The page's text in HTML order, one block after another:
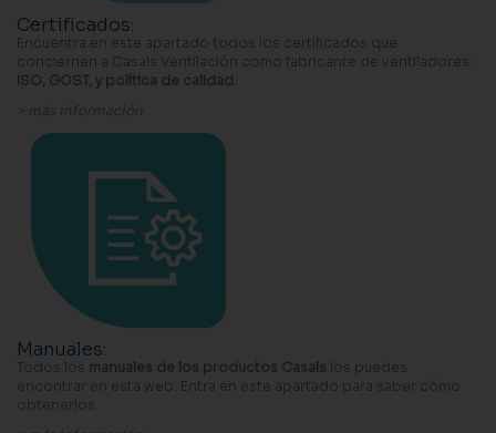
Certificados:
Encuentra en este apartado todos los certificados que
conciernen a Casals Ventilación como fabricante de ventiladores:
ISO, GOST, y política de calidad.
> más información
Manuales:
Todos los manuales de los productos Casals los puedes
encontrar en esta web. Entra en este apartado para saber cómo
obtenerlos.